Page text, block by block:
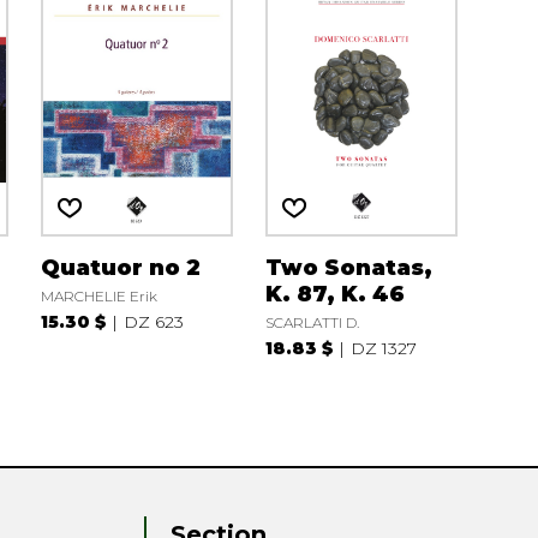
Quatuor no 2
MARCHELIE Erik
15.30 $ DZ 623
Two Sonatas,
K. 87, K. 46
SCARLATTI D.
18.83 $ DZ 1327